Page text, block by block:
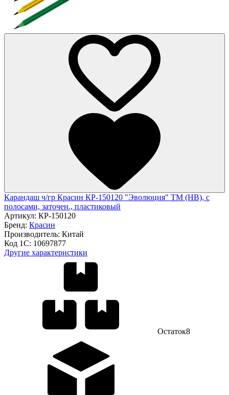
Карандаш ч/гр Красин КР-150120 "Эволюция" ТМ (HB), с
полосами, заточен., пластиковый
Артикул: КР-150120
Бренд: Красин
Производитель: Китай
Код 1С: 10697877
Другие характеристики
Остаток8